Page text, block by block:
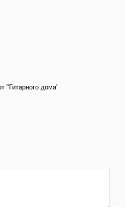
"Гитарного дома"